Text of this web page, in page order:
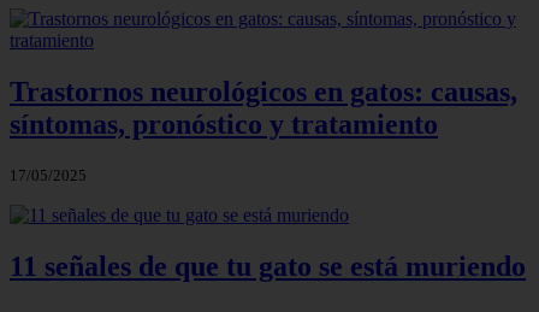
Trastornos neurológicos en gatos: causas,
síntomas, pronóstico y tratamiento
17/05/2025
11 señales de que tu gato se está muriendo